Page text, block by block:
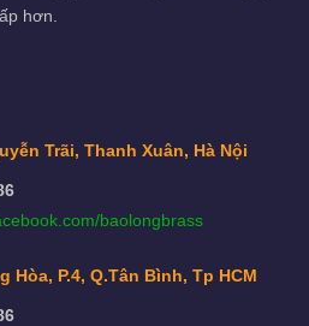
hơn.
Trãi, Thanh Xuân, Hà Nội
baolongbrass
Hòa, P.4, Q.Tân Bình, Tp HCM